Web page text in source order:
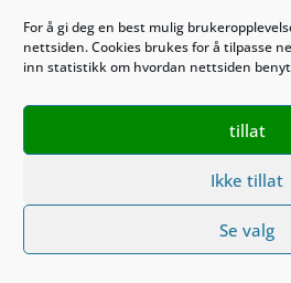
For å gi deg en best mulig
nettsiden. Cookies brukes for å tilpasse
inn statistikk om hvordan nettsiden
tillat
Ikke tillat
Se valg
KublaKan AS 927 470 527
Salgsbetingelser